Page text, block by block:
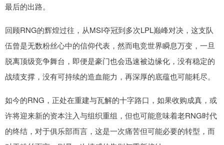
最后的出路。
回顾RNG的辉煌过往，从MSI夺冠到多次LPL巅峰对决，这支队
伍曾是无数粉丝心中的信仰代表，然而电竞世界瞬息万变，一旦
脱离顶级竞争舞台，即便是豪门也会迅速被边缘化，没有稳定的
战绩支撑，没有可持续的造血能力，再深厚的底蕴也可能耗尽。
如今的RNG，正处在重建与瓦解的十字路口，如果收购成真，或
许将迎来新的资本注入与组织重组，但也可能意味着老RNG时代
的终结，对于俱乐部而言，这是一次痛苦但可能必要的转型，而